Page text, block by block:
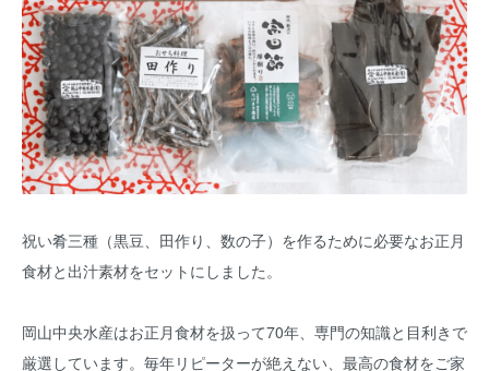
祝い肴三種（黒豆、田作り、数の子）を作るために必要なお正月
食材と出汁素材をセットにしました。
岡山中央水産はお正月食材を扱って70年、専門の知識と目利きで
厳選しています。毎年リピーターが絶えない、最高の食材をご家